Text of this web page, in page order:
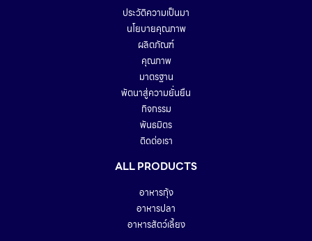
ประวัติความเป็นมา
นโยบายคุณภาพ
ผลิตภัณฑ์
คุณภาพ
มาตรฐาน
พัตนาสู่ความยั่นยืน
กิจกรรม
พันธมิตร
ติดต่อเรา
ALL PRODUCTS
อาหารกุ้ง
อาหารปลา
อาหารสัตว์เลี้ยง